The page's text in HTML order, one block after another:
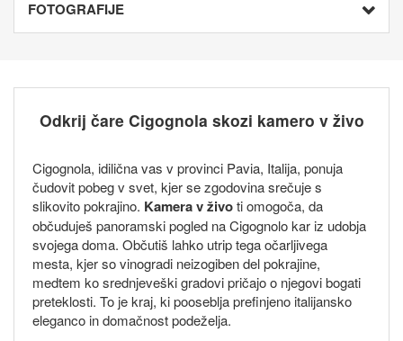
FOTOGRAFIJE
Odkrij čare Cigognola skozi kamero v živo
Cigognola, idilična vas v provinci Pavia, Italija, ponuja
čudovit pobeg v svet, kjer se zgodovina srečuje s
slikovito pokrajino. Kamera v životi omogoča, da
občuduješ panoramski pogled na Cigognolo kar iz udobja
svojega doma. Občutiš lahko utrip tega očarljivega
mesta, kjer so vinogradi neizogiben del pokrajine,
medtem ko srednjeveški gradovi pričajo o njegovi bogati
preteklosti. To je kraj, ki pooseblja prefinjeno italijansko
eleganco in domačnost podeželja.